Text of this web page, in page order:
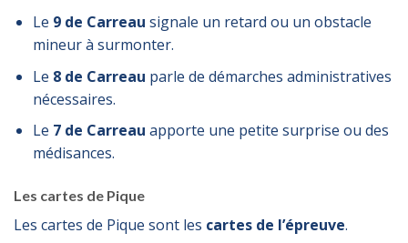
Le 9 de Carreau signale un retard ou un obstacle
mineur à surmonter.
Le 8 de Carreau parle de démarches administratives
nécessaires.
Le 7 de Carreau apporte une petite surprise ou des
médisances.
Les cartes de Pique
Les cartes de Pique sont les cartes de l’épreuve.